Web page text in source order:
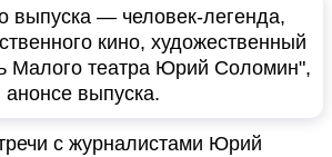
выпуска — человек-легенда,
кино, художественный
Малого театра Юрий Соломин",
анонсе выпуска.
с журналистами Юрий